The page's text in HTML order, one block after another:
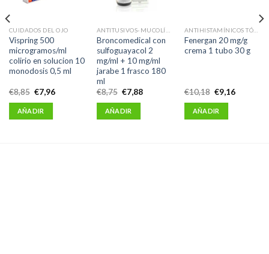
CUIDADOS DEL OJO
Vispring 500
microgramos/ml
colirio en solucion 10
monodosis 0,5 ml
€8,85 El
precio
original
era:
€8,85.
€7,96El
AÑADIR
Broncomedical con
sulfoguayacol 2
mg/ml + 10 mg/ml
jarabe 1 frasco 180
ml
€8,75 El
precio
original
era:
€8,75.
€7,88El
AÑADIR
Fenergan 20 mg/g
crema 1 tubo 30 g
€10,18 El
precio
original
era:
€10,18.
€9,16El
AÑADIR